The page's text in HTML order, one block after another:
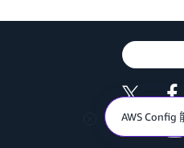
AWS Config